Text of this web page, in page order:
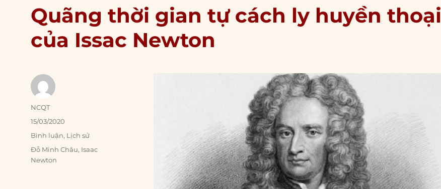
Quãng thời gian tự cách ly huyền thoại
của Issac Newton
Author
NCQT
Posted
on
15/03/2020
Categories
Bình luận, Lịch sử
Tags
Đỗ Minh Châu, Isaac
Newton